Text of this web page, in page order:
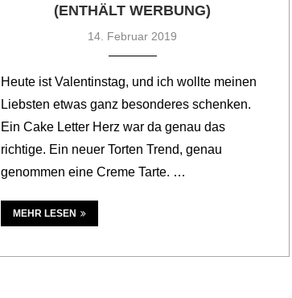
(ENTHÄLT WERBUNG)
14. Februar 2019
Heute ist Valentinstag, und ich wollte meinen
Liebsten etwas ganz besonderes schenken.
Ein Cake Letter Herz war da genau das
richtige. Ein neuer Torten Trend, genau
genommen eine Creme Tarte. …
MEHR LESEN